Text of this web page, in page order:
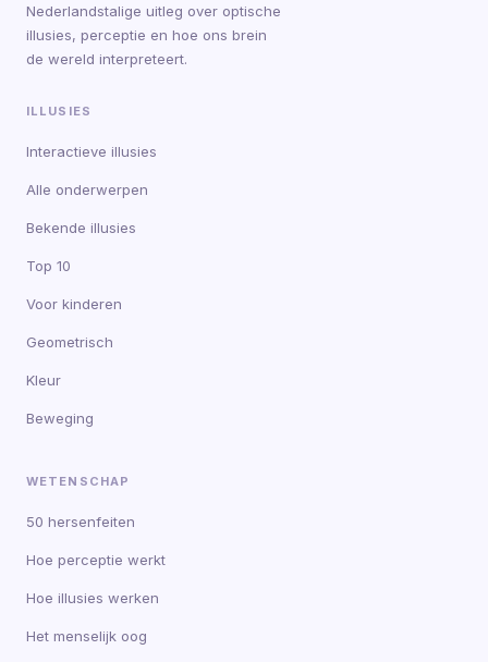
Nederlandstalige uitleg over optische
illusies, perceptie en hoe ons brein
de wereld interpreteert.
ILLUSIES
Interactieve illusies
Alle onderwerpen
Bekende illusies
Top 10
Voor kinderen
Geometrisch
Kleur
Beweging
WETENSCHAP
50 hersenfeiten
Hoe perceptie werkt
Hoe illusies werken
Het menselijk oog